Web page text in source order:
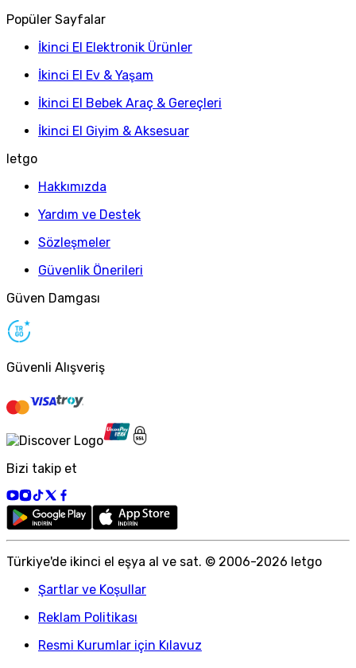
Popüler Sayfalar
İkinci El Elektronik Ürünler
İkinci El Ev & Yaşam
İkinci El Bebek Araç & Gereçleri
İkinci El Giyim & Aksesuar
letgo
Hakkımızda
Yardım ve Destek
Sözleşmeler
Güvenlik Önerileri
Güven Damgası
Güvenli Alışveriş
Bizi takip et
Türkiye'de ikinci el eşya al ve sat. © 2006-2026 letgo
Şartlar ve Koşullar
Reklam Politikası
Resmi Kurumlar için Kılavuz